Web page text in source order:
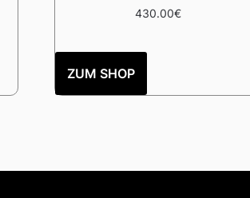
430.00€
ZUM SHOP